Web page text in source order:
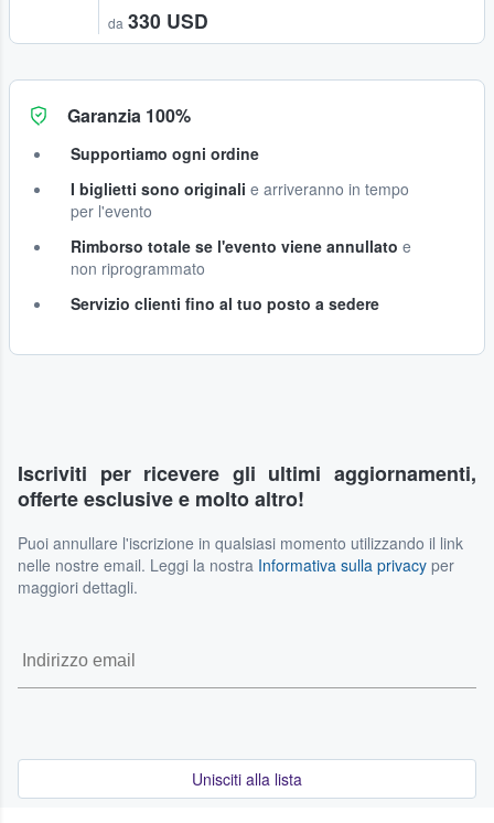
da 330 USD
Garanzia 100%
Supportiamo ogni ordine
I biglietti sono originali e arriveranno in tempo
per l'evento
Rimborso totale se l'evento viene annullato e
non riprogrammato
Servizio clienti fino al tuo posto a sedere
Iscriviti per ricevere gli ultimi aggiornamenti,
offerte esclusive e molto altro!
Puoi annullare l'iscrizione in qualsiasi momento utilizzando il link
nelle nostre email. Leggi la nostra Informativa sulla privacy per
maggiori dettagli.
Unisciti alla lista